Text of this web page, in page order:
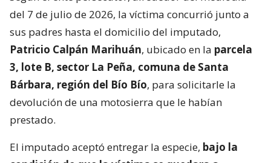
del 7 de julio de 2026, la víctima concurrió junto a
sus padres hasta el domicilio del imputado,
Patricio Calpán Marihuán, ubicado en la parcela
3, lote B, sector La Peña, comuna de Santa
Bárbara, región del Bío Bío, para solicitarle la
devolución de una motosierra que le habían
prestado.
El imputado aceptó entregar la especie, bajo la